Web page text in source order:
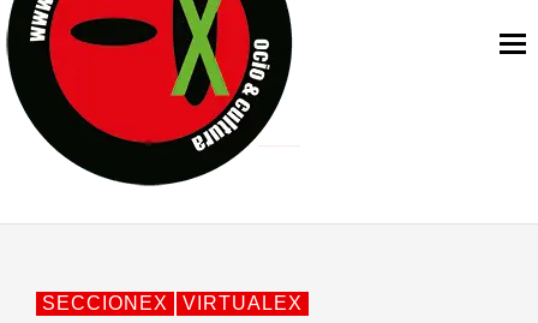
JOFRE BARDAGÍ EN EXVITA INTERPRETANDO A SERRAT
YORCH PRESENTA [CURSO DE ARMONÍA PERSECUTORIA]
MAGALÍ SARE NOS EXPLICA [DESCASADA]
«NO TENGO PUTOS SUEÑOS»
SECCIONEX VIRTUALEX